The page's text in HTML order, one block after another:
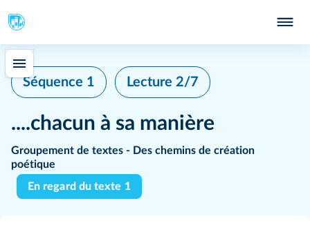
Séquence 1 Lecture 2/7
....chacun à sa manière
Groupement de textes - Des chemins de création
poétique
En regard du texte 1